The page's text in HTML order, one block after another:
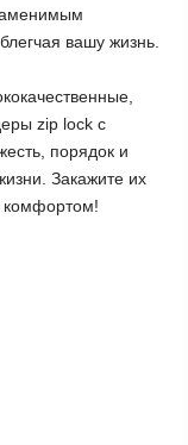
вашу жизнь.
zip lock с
порядок и
Закажите их
комфортом!